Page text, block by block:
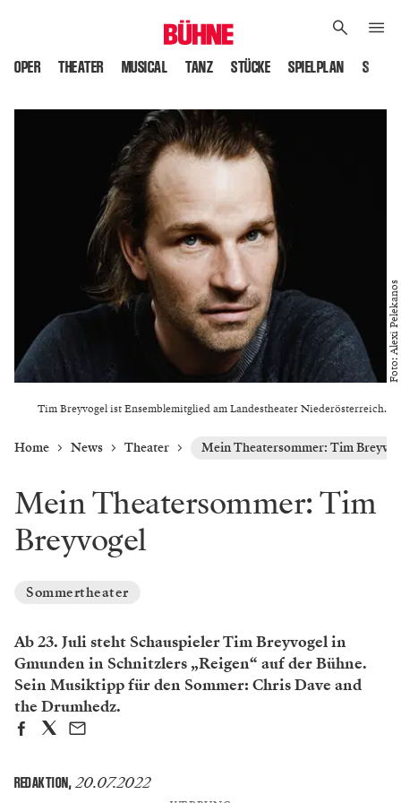
OPER THEATER MUSICAL TANZ STÜCKE SPIELPLAN
Tim Breyvogel ist Ensemblemitglied am Landestheater Niederösterreich.
Foto: Alexi Pelekanos
Home News Theater Mein Theatersommer: Tim
Mein Theatersommer: Tim
Breyvogel
Sommertheater
Ab 23. Juli steht Schauspieler Tim Breyvogel in
Gmunden in Schnitzlers „Reigen“ auf der Bühne.
Sein Musiktipp für den Sommer: Chris Dave and
the Drumhedz.
REDAKTION, 20.07.2022